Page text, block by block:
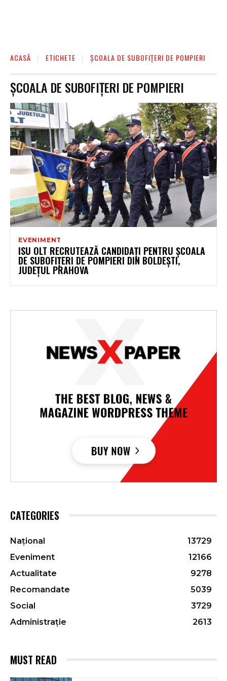
ACASĂ ETICHETE ȘCOALA DE SUBOFIȚERI DE POMPIERI
ȘCOALA DE SUBOFIȚERI DE POMPIERI
EVENIMENT
ISU OLT RECRUTEAZĂ CANDIDAȚI PENTRU ȘCOALA
DE SUBOFIȚERI DE POMPIERI DIN BOLDEȘTI,
JUDEȚUL PRAHOVA
CATEGORIES
Național
13729
Eveniment
12166
Actualitate
9278
Recomandate
5039
Social
3729
Administrație
2613
MUST READ